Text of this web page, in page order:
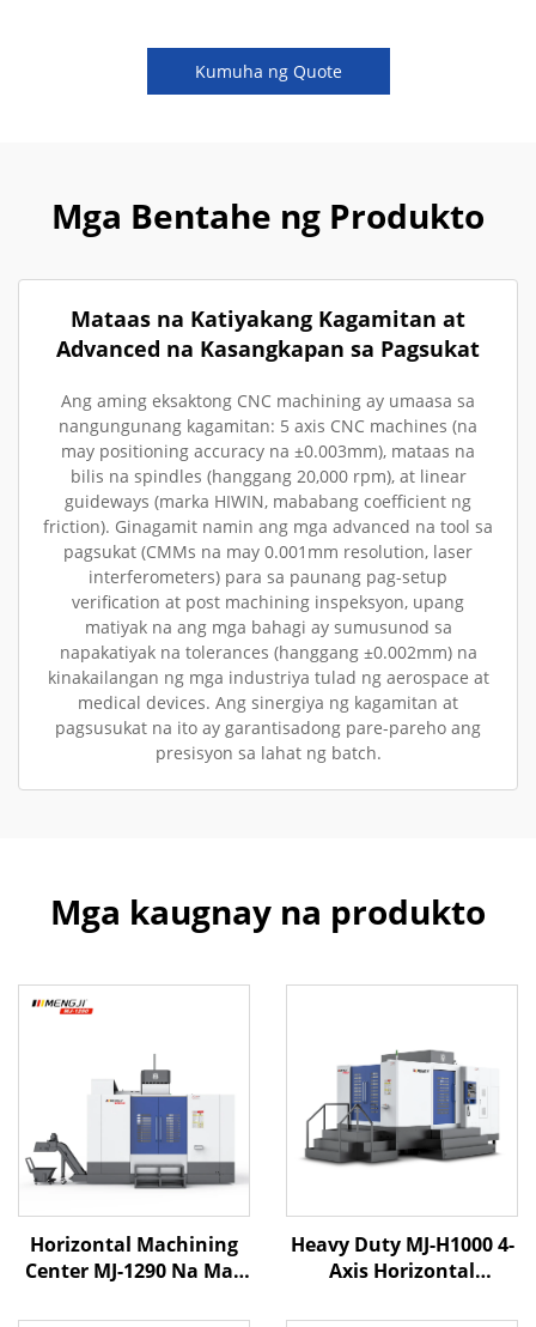
Kumuha ng Quote
Mga Bentahe ng Produkto
Mataas na Katiyakang Kagamitan at
Advanced na Kasangkapan sa Pagsukat
Ang aming eksaktong CNC machining ay umaasa sa
nangungunang kagamitan: 5 axis CNC machines (na
may positioning accuracy na ±0.003mm), mataas na
bilis na spindles (hanggang 20,000 rpm), at linear
guideways (marka HIWIN, mababang coefficient ng
friction). Ginagamit namin ang mga advanced na tool sa
pagsukat (CMMs na may 0.001mm resolution, laser
interferometers) para sa paunang pag-setup
verification at post machining inspeksyon, upang
matiyak na ang mga bahagi ay sumusunod sa
napakatiyak na tolerances (hanggang ±0.002mm) na
kinakailangan ng mga industriya tulad ng aerospace at
medical devices. Ang sinergiya ng kagamitan at
pagsusukat na ito ay garantisadong pare-pareho ang
presisyon sa lahat ng batch.
Mga kaugnay na produkto
Horizontal Machining
Center MJ-1290 Na May
Heavy Duty MJ-H1000 4-
Axis Horizontal